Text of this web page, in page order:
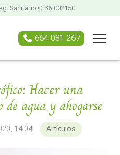
Sanitario C-36-002150
664 081 267
Hacer una
agua y ahogarse
14:04 Artículos